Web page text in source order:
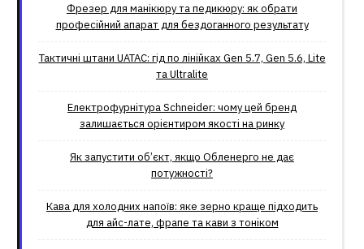
Фрезер для манікюру та педикюру: як обрати
професійний апарат для бездоганного результату
Тактичні штани UATAC: гід по лінійках Gen 5.7, Gen 5.6, Lite
та Ultralite
Електрофурнітура Schneider: чому цей бренд
залишається орієнтиром якості на ринку
Як запустити об’єкт, якщо Обленерго не дає
потужності?
Кава для холодних напоїв: яке зерно краще підходить
для айс-лате, фрапе та кави з тоніком